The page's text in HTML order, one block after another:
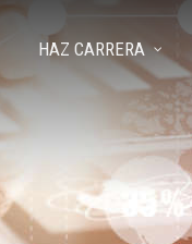
HAZ CARRERA